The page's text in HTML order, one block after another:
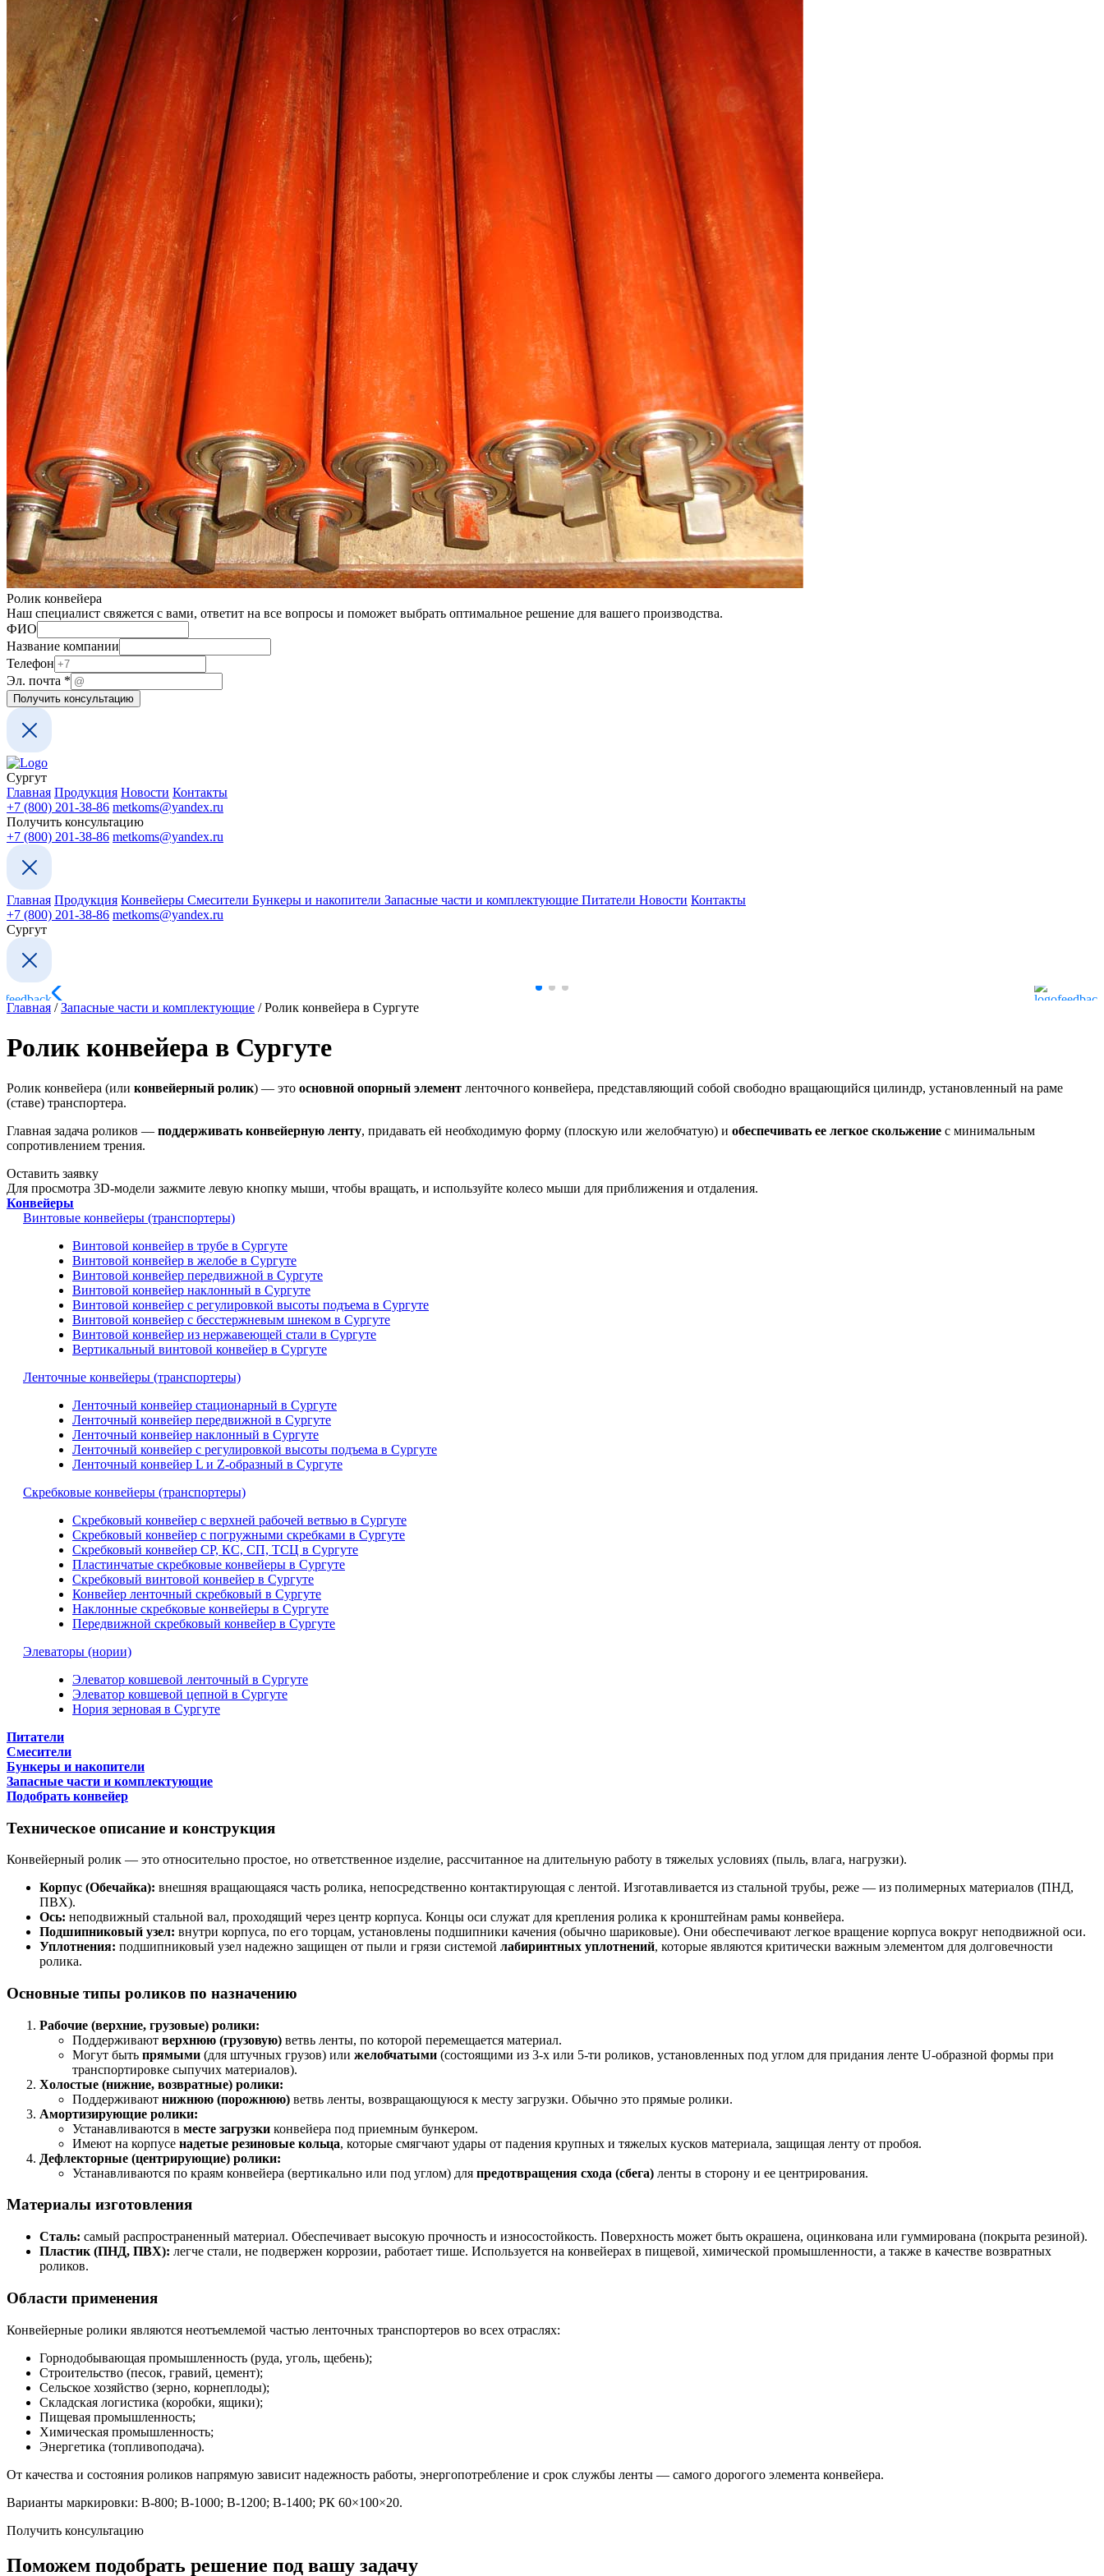
Ролик конвейера
Наш специалист свяжется с вами, ответит на все вопросы и поможет выбрать оптимальное решение для вашего производства.
ФИО
Название компании
Телефон
ФИО
Эл.
Телефон
Эл. почта *
Получить консультацию
Сургут
Главная Продукция Новости Контакты
+7 (800) 201-38-86 metkoms@yandex.ru
Получить консультацию
+7 (800) 201-38-86 metkoms@yandex.ru
Главная Продукция Конвейеры Смесители Бункеры и накопители Запасные части и комплектующие Питатели Новости Контакты
+7 (800) 201-38-86 metkoms@yandex.ru
Сургут
Главная /Запасные части и комплектующие /Ролик конвейера в Сургуте
Ролик конвейера в Сургуте
Ролик конвейера (или конвейерный ролик) — это основной опорный элемент ленточного конвейера, представляющий собой свободно вращающийся цилиндр, установленный на раме
(ставе) транспортера.
Главная задача роликов — поддерживать конвейерную ленту, придавать ей необходимую форму (плоскую или желобчатую) и обеспечивать ее легкое скольжение с минимальным
сопротивлением трения.
Оставить заявку
Для просмотра 3D-модели зажмите левую кнопку мыши, чтобы вращать, и используйте колесо мыши для приближения и отдаления.
Конвейеры
Винтовые конвейеры (транспортеры)
Винтовой конвейер в трубе в Сургуте
Винтовой конвейер в желобе в Сургуте
Винтовой конвейер передвижной в Сургуте
Винтовой конвейер наклонный в Сургуте
Винтовой конвейер с регулировкой высоты подъема в Сургуте
Винтовой конвейер с бесстержневым шнеком в Сургуте
Винтовой конвейер из нержавеющей стали в Сургуте
Вертикальный винтовой конвейер в Сургуте
Ленточные конвейеры (транспортеры)
Ленточный конвейер стационарный в Сургуте
Ленточный конвейер передвижной в Сургуте
Ленточный конвейер наклонный в Сургуте
Ленточный конвейер с регулировкой высоты подъема в Сургуте
Ленточный конвейер L и Z-образный в Сургуте
Скребковые конвейеры (транспортеры)
Скребковый конвейер с верхней рабочей ветвью в Сургуте
Скребковый конвейер с погружными скребками в Сургуте
Скребковый конвейер СР, КС, СП, ТСЦ в Сургуте
Пластинчатые скребковые конвейеры в Сургуте
Скребковый винтовой конвейер в Сургуте
Конвейер ленточный скребковый в Сургуте
Наклонные скребковые конвейеры в Сургуте
Передвижной скребковый конвейер в Сургуте
Элеваторы (нории)
Элеватор ковшевой ленточный в Сургуте
Элеватор ковшевой цепной в Сургуте
Нория зерновая в Сургуте
Питатели
Смесители
Бункеры и накопители
Запасные части и комплектующие
Подобрать конвейер
Техническое описание и конструкция
Конвейерный ролик — это относительно простое, но ответственное изделие, рассчитанное на длительную работу в тяжелых условиях (пыль, влага, нагрузки).
Корпус (Обечайка): внешняя вращающаяся часть ролика, непосредственно контактирующая с лентой. Изготавливается из стальной трубы, реже — из полимерных материалов (ПНД,
ПВХ).
Ось: неподвижный стальной вал, проходящий через центр корпуса. Концы оси служат для крепления ролика к кронштейнам рамы конвейера.
Подшипниковый узел: внутри корпуса, по его торцам, установлены подшипники качения (обычно шариковые). Они обеспечивают легкое вращение корпуса вокруг неподвижной оси.
Уплотнения: подшипниковый узел надежно защищен от пыли и грязи системой лабиринтных уплотнений, которые являются критически важным элементом для долговечности
ролика.
Основные типы роликов по назначению
Рабочие (верхние, грузовые) ролики:
Поддерживают верхнюю (грузовую) ветвь ленты, по которой перемещается материал.
Могут быть прямыми (для штучных грузов) или желобчатыми (состоящими из 3-х или 5-ти роликов, установленных под углом для придания ленте U-образной формы при
транспортировке сыпучих материалов).
Холостые (нижние, возвратные) ролики:
Поддерживают нижнюю (порожнюю) ветвь ленты, возвращающуюся к месту загрузки. Обычно это прямые ролики.
Амортизирующие ролики:
Устанавливаются в месте загрузки конвейера под приемным бункером.
Имеют на корпусе надетые резиновые кольца, которые смягчают удары от падения крупных и тяжелых кусков материала, защищая ленту от пробоя.
Дефлекторные (центрирующие) ролики:
Устанавливаются по краям конвейера (вертикально или под углом) для предотвращения схода (сбега) ленты в сторону и ее центрирования.
Материалы изготовления
Сталь: самый распространенный материал. Обеспечивает высокую прочность и износостойкость. Поверхность может быть окрашена, оцинкована или гуммирована (покрыта резиной).
Пластик (ПНД, ПВХ): легче стали, не подвержен коррозии, работает тише. Используется на конвейерах в пищевой, химической промышленности, а также в качестве возвратных
роликов.
Области применения
Конвейерные ролики являются неотъемлемой частью ленточных транспортеров во всех отраслях:
Горнодобывающая промышленность (руда, уголь, щебень);
Строительство (песок, гравий, цемент);
Сельское хозяйство (зерно, корнеплоды);
Складская логистика (коробки, ящики);
Пищевая промышленность;
Химическая промышленность;
Энергетика (топливоподача).
От качества и состояния роликов напрямую зависит надежность работы, энергопотребление и срок службы ленты — самого дорогого элемента конвейера.
Варианты маркировки: В-800; В-1000; В-1200; В-1400; РК 60×100×20.
Получить консультацию
Поможем подобрать решение под вашу задачу